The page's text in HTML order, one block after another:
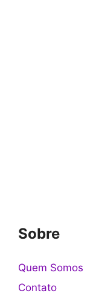
Sobre
Quem Somos
Contato